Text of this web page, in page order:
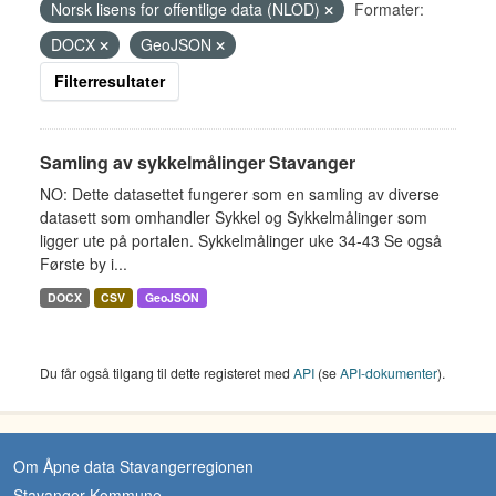
Norsk lisens for offentlige data (NLOD)
Formater:
DOCX
GeoJSON
Filterresultater
Samling av sykkelmålinger Stavanger
NO: Dette datasettet fungerer som en samling av diverse
datasett som omhandler Sykkel og Sykkelmålinger som
ligger ute på portalen. Sykkelmålinger uke 34-43 Se også
Første by i...
DOCX CSV GeoJSON
Du får også tilgang til dette registeret med API (seAPI-dokumenter).
Om Åpne data Stavangerregionen